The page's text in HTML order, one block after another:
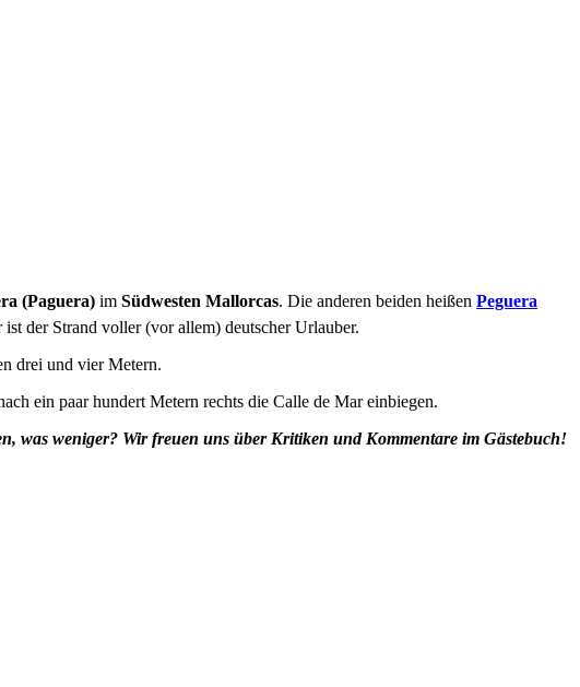
(Paguera) im Südwesten Mallorcas. Die anderen beiden heißen Peguera
der Strand voller (vor allem) deutscher Urlauber.
drei und vier Metern.
ein paar hundert Metern rechts die Calle de Mar einbiegen.
was weniger? Wir freuen uns über Kritiken und Kommentare im Gästebuch!